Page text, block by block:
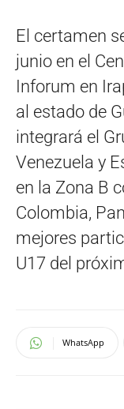
El certamen
junio en el
Inforum en
al estado de
integrará el
Venezuela y
en la Zona B
Colombia,
mejores
U17 del
WhatsApp